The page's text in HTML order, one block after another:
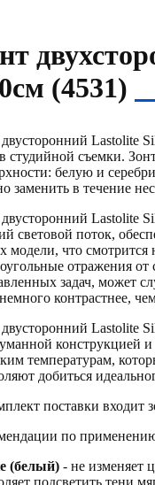
(4531)
Lastolite
студийной съемки.
белую и
заменить в течение
Lastolite
световой поток,
модели, что
отражения от
задач, может
контрастнее,
Lastolite
конструкцией
температурам,
добиться
поставки входит
по
(белый) - не изменяет
подсветить тени